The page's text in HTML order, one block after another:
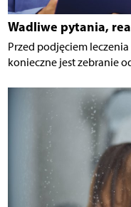
Wadliwe pytania,
Przed podjęciem
konieczne jest zebranie